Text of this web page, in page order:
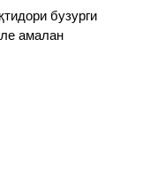
бузурги
амалан